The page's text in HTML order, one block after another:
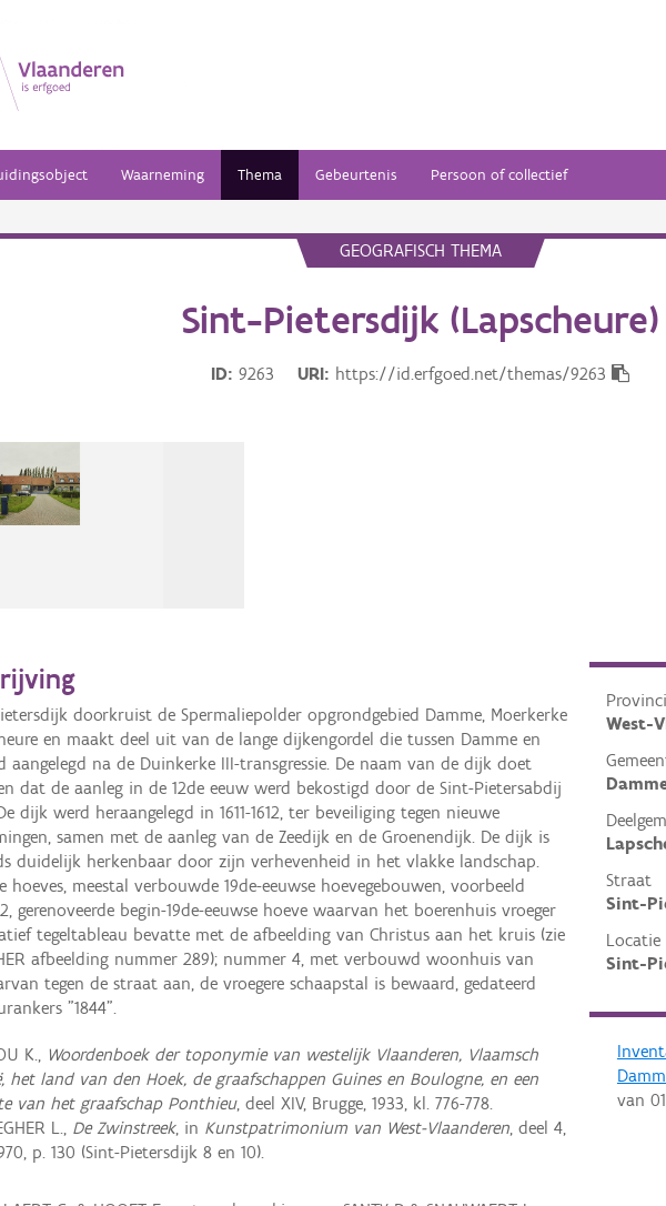
Waarneming Thema Gebeurtenis Persoon of collectief
GEOGRAFISCH THEMA
Sint-Pietersdijk (Lapscheure)
ID 9263 URI https://id.erfgoed.net/themas/9263
West-
Straat
Sint-
Locatie
Sint-
van
doorkruist de Spermaliepolder opgrondgebied Damme, Moerkerke
en maakt deel uit van de lange dijkengordel die tussen Damme en
aangelegd na de Duinkerke III-transgressie. De naam van de dijk doet
dat de aanleg in de 12de eeuw werd bekostigd door de Sint-Pietersabdij
dijk werd heraangelegd in 1611-1612, ter beveiliging tegen nieuwe
samen met de aanleg van de Zeedijk en de Groenendijk. De dijk is
duidelijk herkenbaar door zijn verhevenheid in het vlakke landschap.
hoeves, meestal verbouwde 19de-eeuwse hoevegebouwen, voorbeeld
gerenoveerde begin-19de-eeuwse hoeve waarvan het boerenhuis vroeger
tegeltableau bevatte met de afbeelding van Christus aan het kruis (zie
afbeelding nummer 289); nummer 4, met verbouwd woonhuis van
tegen de straat aan, de vroegere schaapstal is bewaard, gedateerd
"1844".
K., Woordenboek der toponymie van westelijk Vlaanderen, Vlaamsch
het land van den Hoek, de graafschappen Guines en Boulogne, en een
van het graafschap Ponthieu, deel XIV, Brugge, 1933, kl. 776-778.
L., De Zwinstreek, in Kunstpatrimonium van West-Vlaanderen, deel 4,
p. 130 (Sint-Pietersdijk 8 en 10).